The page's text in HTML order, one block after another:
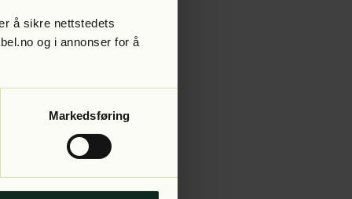
å sikre nettstedets
og i annonser for å
Markedsføring